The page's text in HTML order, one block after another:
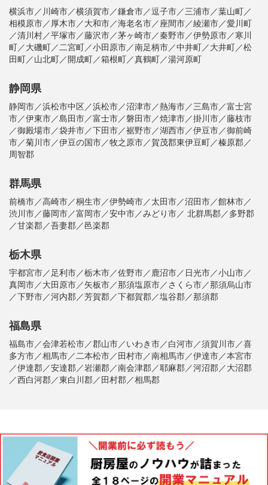
横浜市／川崎市／横須賀市／鎌倉市／逗子市／三浦市／葉山町／
相模原市／厚木市／大和市／海老名市／座間市／綾瀬市／愛川町
／清川村／平塚市／藤沢市／茅ヶ崎市／秦野市／伊勢原市／寒川
町／大磯町／二宮町／小田原市／南足柄市／中井町／大井町／松
田町／山北町／開成町／箱根町／真鶴町／湯河原町
静岡県
静岡市／浜松市中区／浜松市／沼津市／熱海市／三島市／富士宮
市／伊東市／島田市／富士市／磐田市／焼津市／掛川市／藤枝市
／御殿場市／袋井市／下田市／裾野市／湖西市／伊豆市／御前崎
市／菊川市／伊豆の国市／牧之原市／賀茂郡東伊豆町／榛原郡／
周智郡
群馬県
前橋市／高崎市／桐生市／伊勢崎市／太田市／沼田市／館林市／
渋川市／藤岡市／富岡市／安中市／みどり市／ 北群馬郡／多野郡
／甘楽郡／吾妻郡／邑楽郡
栃木県
宇都宮市／足利市／栃木市／佐野市／鹿沼市／日光市／小山市／
真岡市／大田原市／矢板市／那須塩原市／さくら市／那須烏山市
／下野市／河内郡／芳賀郡／下都賀郡／塩谷郡／那須郡
福島県
福島市／会津若松市／郡山市／いわき市／白河市／須賀川市／喜
多方市／相馬市／二本松市／田村市／南相馬市／伊達市／本宮市
／伊達郡／安達郡／岩瀬郡／南会津郡／耶麻郡／河沼郡／大沼郡
／西白河郡／東白川郡／田村郡／相馬郡